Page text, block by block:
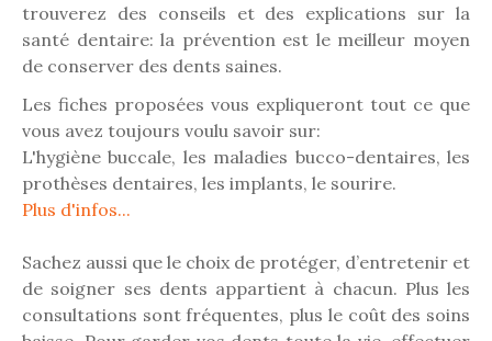
trouverez des conseils et des explications sur la
santé dentaire: la prévention est le meilleur moyen
de conserver des dents saines.
Les fiches proposées vous expliqueront tout ce que
vous avez toujours voulu savoir sur:
L'hygiène buccale, les maladies bucco-dentaires, les
prothèses dentaires, les implants, le sourire.
Plus d'infos...
Sachez aussi que le choix de protéger, d’entretenir et
de soigner ses dents appartient à chacun. Plus les
consultations sont fréquentes, plus le coût des soins